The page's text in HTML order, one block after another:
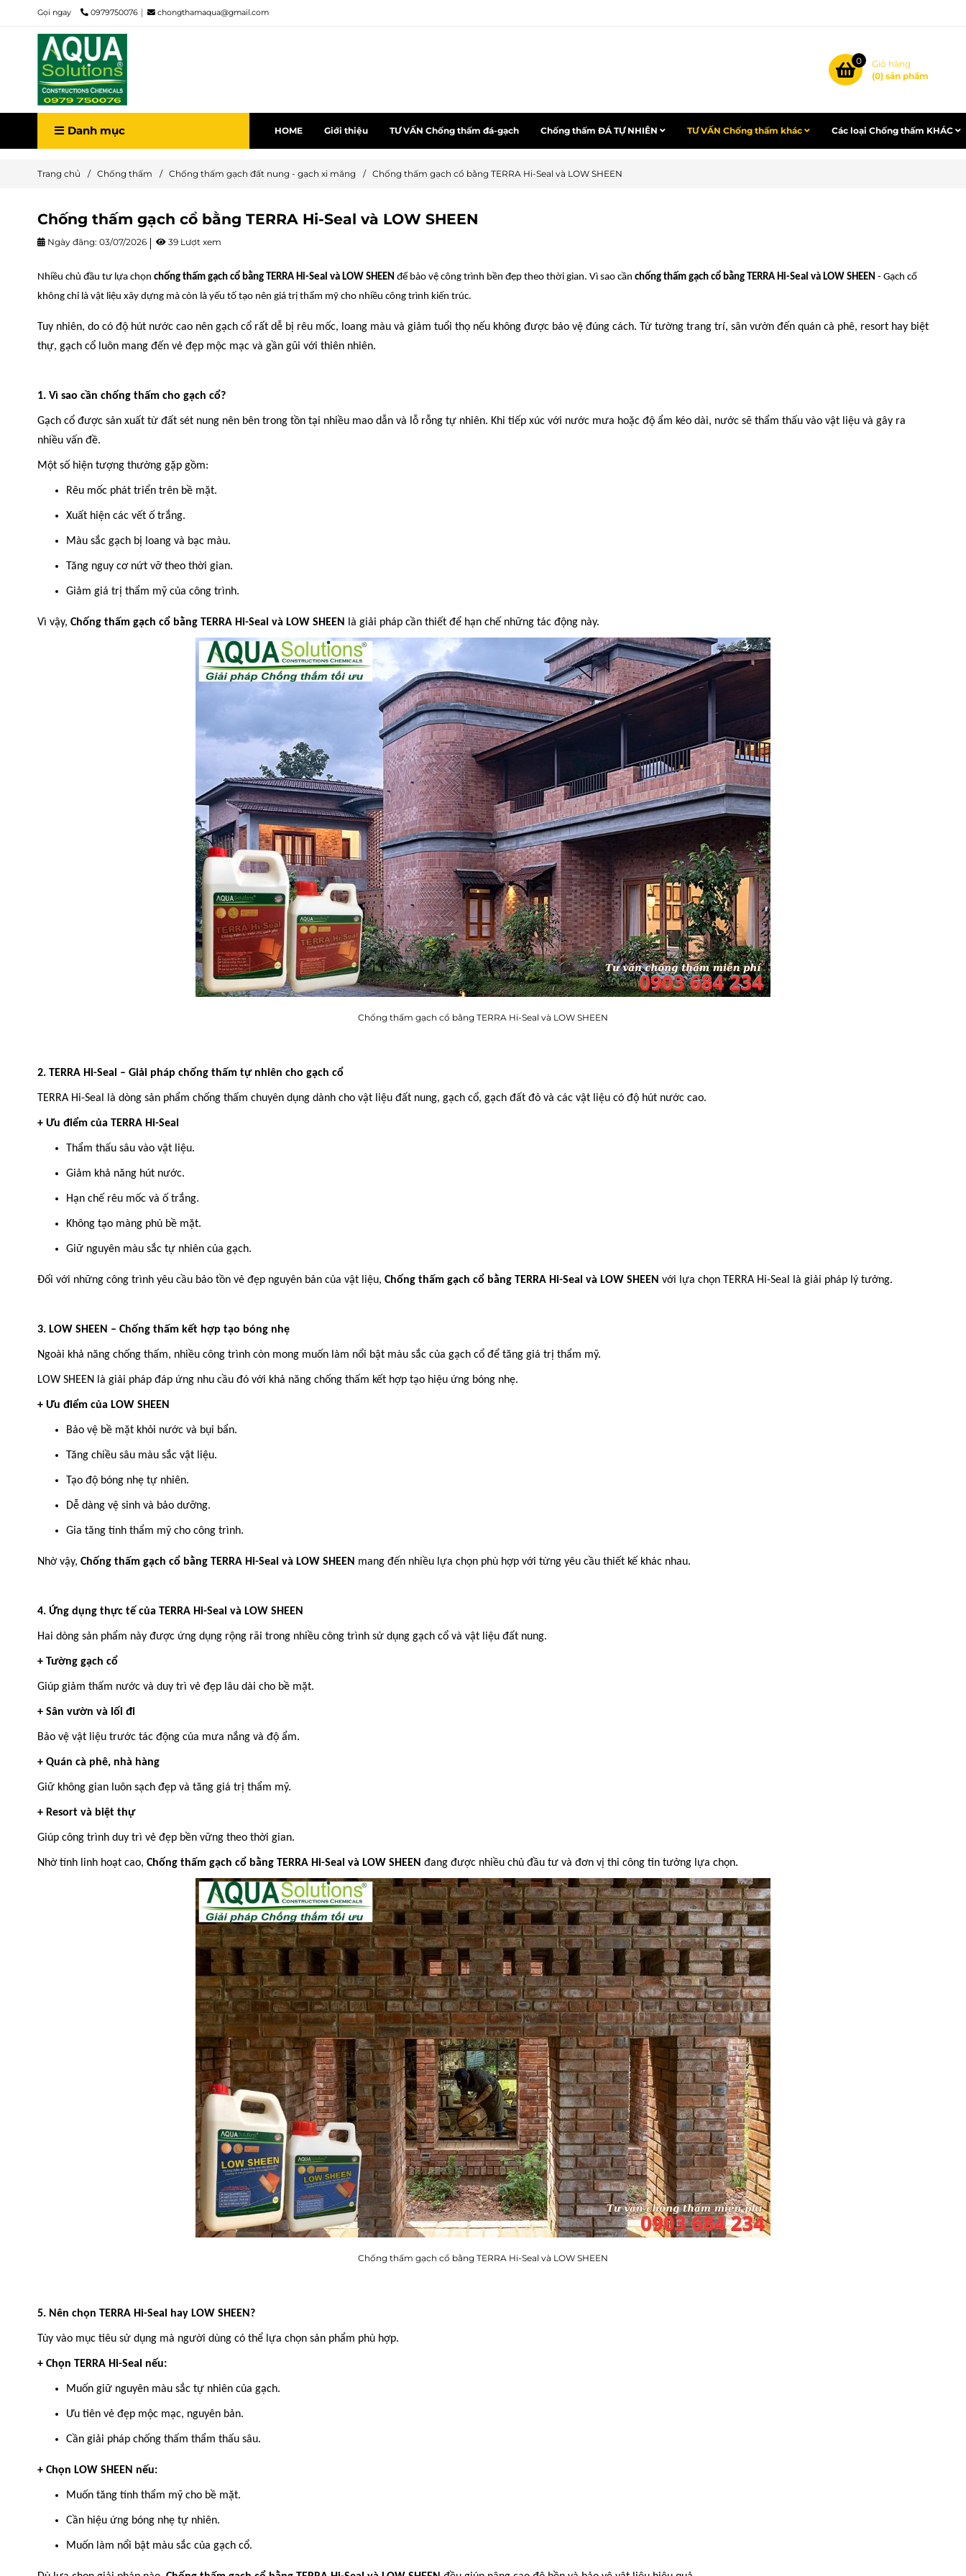
Gọi ngay 0979750076 chongthamaqua@gmail.com
0
Giỏ hàng
(0) sản phẩm
Danh mục HOME Giới thiệu TƯ VẤN Chống thấm đá-gạch Chống thấm ĐÁ TỰ NHIÊN TƯ VẤN Chống thấm khác Các loại Chống thấm KHÁC
Trang chủ / Chống thấm / Chống thấm gạch đất nung - gạch xi măng / Chống thấm gạch cổ bằng TERRA Hi-Seal và LOW SHEEN
Chống thấm gạch cổ bằng TERRA Hi-Seal và LOW SHEEN
Ngày đăng: 03/07/2026 39 Lượt xem
Nhiều chủ đầu tư lựa chọn chống thấm gạch cổ bằng TERRA Hi-Seal và LOW SHEEN để bảo vệ công trình bền đẹp theo thời gian. Vì sao cần chống thấm gạch cổ bằng TERRA Hi-Seal và LOW SHEEN - Gạch cổ
không chỉ là vật liệu xây dựng mà còn là yếu tố tạo nên giá trị thẩm mỹ cho nhiều công trình kiến trúc.
Tuy nhiên, do có độ hút nước cao nên gạch cổ rất dễ bị rêu mốc, loang màu và giảm tuổi thọ nếu không được bảo vệ đúng cách. Từ tường trang trí, sân vườn đến quán cà phê, resort hay biệt
thự, gạch cổ luôn mang đến vẻ đẹp mộc mạc và gần gũi với thiên nhiên.
1. Vì sao cần chống thấm cho gạch cổ?
Gạch cổ được sản xuất từ đất sét nung nên bên trong tồn tại nhiều mao dẫn và lỗ rỗng tự nhiên. Khi tiếp xúc với nước mưa hoặc độ ẩm kéo dài, nước sẽ thẩm thấu vào vật liệu và gây ra
nhiều vấn đề.
Một số hiện tượng thường gặp gồm:
Rêu mốc phát triển trên bề mặt.
Xuất hiện các vết ố trắng.
Màu sắc gạch bị loang và bạc màu.
Tăng nguy cơ nứt vỡ theo thời gian.
Giảm giá trị thẩm mỹ của công trình.
Vì vậy, Chống thấm gạch cổ bằng TERRA Hi-Seal và LOW SHEEN là giải pháp cần thiết để hạn chế những tác động này.
Chống thấm gạch cổ bằng TERRA Hi-Seal và LOW SHEEN
2. TERRA Hi-Seal – Giải pháp chống thấm tự nhiên cho gạch cổ
TERRA Hi-Seal là dòng sản phẩm chống thấm chuyên dụng dành cho vật liệu đất nung, gạch cổ, gạch đất đỏ và các vật liệu có độ hút nước cao.
+ Ưu điểm của TERRA Hi-Seal
Thẩm thấu sâu vào vật liệu.
Giảm khả năng hút nước.
Hạn chế rêu mốc và ố trắng.
Không tạo màng phủ bề mặt.
Giữ nguyên màu sắc tự nhiên của gạch.
Đối với những công trình yêu cầu bảo tồn vẻ đẹp nguyên bản của vật liệu, Chống thấm gạch cổ bằng TERRA Hi-Seal và LOW SHEEN với lựa chọn TERRA Hi-Seal là giải pháp lý tưởng.
3. LOW SHEEN – Chống thấm kết hợp tạo bóng nhẹ
Ngoài khả năng chống thấm, nhiều công trình còn mong muốn làm nổi bật màu sắc của gạch cổ để tăng giá trị thẩm mỹ.
LOW SHEEN là giải pháp đáp ứng nhu cầu đó với khả năng chống thấm kết hợp tạo hiệu ứng bóng nhẹ.
+ Ưu điểm của LOW SHEEN
Bảo vệ bề mặt khỏi nước và bụi bẩn.
Tăng chiều sâu màu sắc vật liệu.
Tạo độ bóng nhẹ tự nhiên.
Dễ dàng vệ sinh và bảo dưỡng.
Gia tăng tính thẩm mỹ cho công trình.
Nhờ vậy, Chống thấm gạch cổ bằng TERRA Hi-Seal và LOW SHEEN mang đến nhiều lựa chọn phù hợp với từng yêu cầu thiết kế khác nhau.
4. Ứng dụng thực tế của TERRA Hi-Seal và LOW SHEEN
Hai dòng sản phẩm này được ứng dụng rộng rãi trong nhiều công trình sử dụng gạch cổ và vật liệu đất nung.
+ Tường gạch cổ
Giúp giảm thấm nước và duy trì vẻ đẹp lâu dài cho bề mặt.
+ Sân vườn và lối đi
Bảo vệ vật liệu trước tác động của mưa nắng và độ ẩm.
+ Quán cà phê, nhà hàng
Giữ không gian luôn sạch đẹp và tăng giá trị thẩm mỹ.
+ Resort và biệt thự
Giúp công trình duy trì vẻ đẹp bền vững theo thời gian.
Nhờ tính linh hoạt cao, Chống thấm gạch cổ bằng TERRA Hi-Seal và LOW SHEEN đang được nhiều chủ đầu tư và đơn vị thi công tin tưởng lựa chọn.
Chống thấm gạch cổ bằng TERRA Hi-Seal và LOW SHEEN
5. Nên chọn TERRA Hi-Seal hay LOW SHEEN?
Tùy vào mục tiêu sử dụng mà người dùng có thể lựa chọn sản phẩm phù hợp.
+ Chọn TERRA Hi-Seal nếu:
Muốn giữ nguyên màu sắc tự nhiên của gạch.
Ưu tiên vẻ đẹp mộc mạc, nguyên bản.
Cần giải pháp chống thấm thẩm thấu sâu.
+ Chọn LOW SHEEN nếu:
Muốn tăng tính thẩm mỹ cho bề mặt.
Cần hiệu ứng bóng nhẹ tự nhiên.
Muốn làm nổi bật màu sắc của gạch cổ.